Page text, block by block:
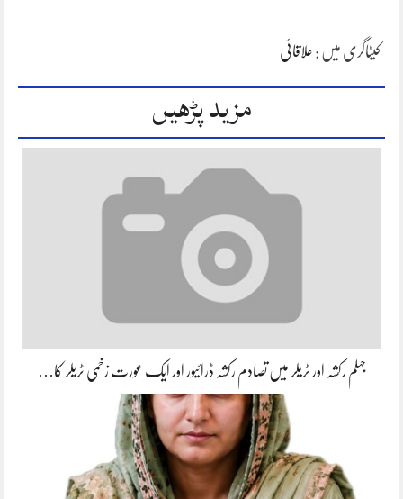
کیٹاگری میں : علاقائی
مزید پڑھیں
جہلم رکشہ اور ٹریلر میں تصادم رکشہ ڈرائیور اور ایک عورت زخمی ٹریلر کا…